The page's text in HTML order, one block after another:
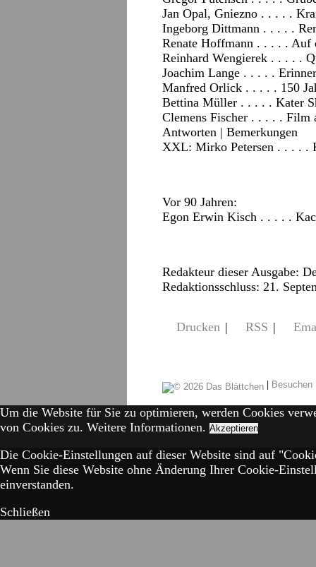
Jan Opal, Gniezno . . . . .
Ingeborg Dittmann . . . . .
Renate Hoffmann . . . . . Auf
Reinhard Wengierek . . . . .
Joachim Lange . . . . .
Manfred Orlick . . . . . 150
Bettina Müller . . . . . Kater
Clemens Fischer . . . . . Film
Antworten | Bemerkungen
XXL: Mirko Petersen . . . . .
Vor 90 Jahren:
Egon Erwin Kisch . . . . .
Redakteur dieser Ausgabe:
Redaktionsschluss: 21.
Drucken | RSS |
|
Um die Website für Sie zu optimieren, werden Cookies
von Cookies zu. Weitere Informationen. Akzeptieren
Die Cookie-Einstellungen auf dieser Website sind auf
Wenn Sie diese Website ohne Änderung Ihrer Cookie-
einverstanden.
Schließen